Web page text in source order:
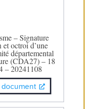
– Signature
et octroi d’une
départemental
(CDA27) – 18
– 20241108